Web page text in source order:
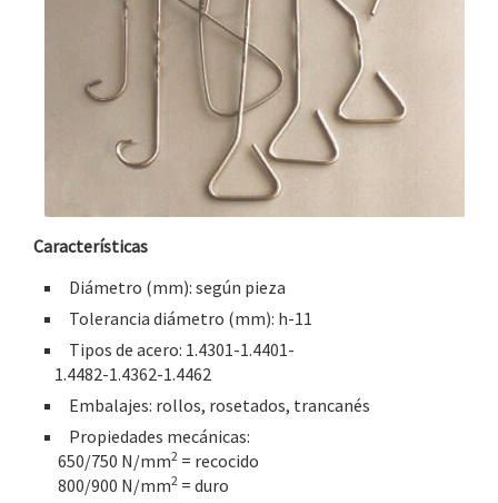
Características
Diámetro (mm): según pieza
Tolerancia diámetro (mm): h-11
Tipos de acero: 1.4301-1.4401-
1.4482-1.4362-1.4462
Embalajes: rollos, rosetados, trancanés
Propiedades mecánicas:
650/750 N/mm2 = recocido
800/900 N/mm2 = duro